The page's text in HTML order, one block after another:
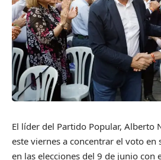
El líder del Partido Popular, Alberto
este viernes a concentrar el voto
en las elecciones del 9 de junio con